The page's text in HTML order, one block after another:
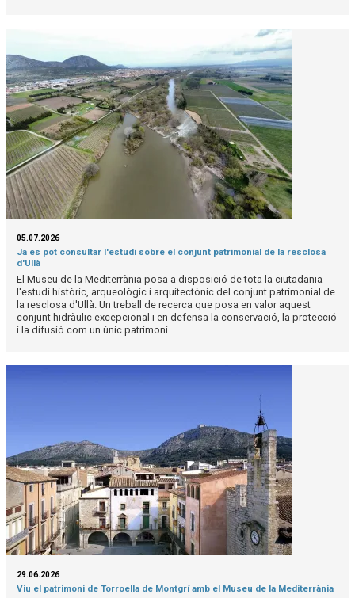
05.07.2026
Ja es pot consultar l'estudi sobre el conjunt patrimonial de la resclosa
d'Ullà
El Museu de la Mediterrània posa a disposició de tota la ciutadania
l'estudi històric, arqueològic i arquitectònic del conjunt patrimonial de
la resclosa d'Ullà. Un treball de recerca que posa en valor aquest
conjunt hidràulic excepcional i en defensa la conservació, la protecció
i la difusió com un únic patrimoni.
29.06.2026
Viu el patrimoni de Torroella de Montgrí amb el Museu de la Mediterrània